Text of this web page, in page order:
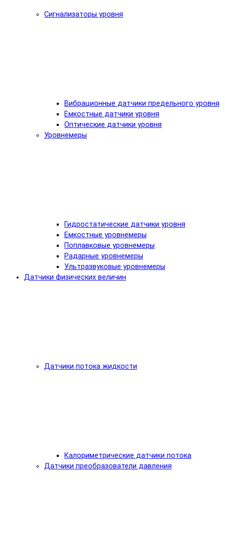
Сигнализаторы уровня
Вибрационные датчики предельного уровня
Емкостные датчики уровня
Оптические датчики уровня
Уровнемеры
Гидростатические датчики уровня
Емкостные уровнемеры
Поплавковые уровнемеры
Радарные уровнемеры
Ультразвуковые уровнемеры
Датчики физических величин
Датчики потока жидкости
Калориметрические датчики потока
Датчики преобразователи давления